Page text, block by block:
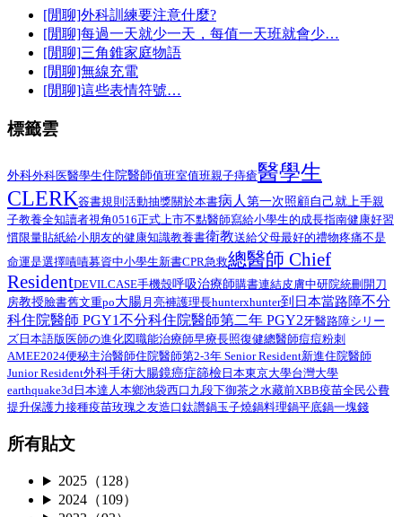
[閒聊]外科訓練要注意什麼?
[閒聊]每過一天就少一天，每值一天班就會少…
[閒聊]三角錐家庭物語
[閒聊]無線充電
[閒聊]這些表情符號…
標籤雲
外科外科医醫學生住院醫師值班室值班親子痔瘡醫學生
CLERK簽書規則 活動抽獎關於本書病人 第一次照顧自己就上手親
子教養全知讀者視角0516正式上市不點醫師寫給小學生的成長指南健康好習
慣限量貼紙給小朋友的健康知識教養書衛教送給父母最好的禮物疼痛不是
命運是選擇嘖嘖募資中小學生新書CPR急救總醫師 Chief
ResidentDEVILCASE手機殼呼吸治療師購書連結皮膚中研院統刪 開刀
房教授臉書舊文重po大腸 月亮褲護理長hunterxhunter到日本當路障不分
科住院醫師 PGY1不分科住院醫師第二年 PGY2牙醫路障シリー
ズ日本語版医師の進化図職能治療師早療長照復健總醫師痘痘粉刺
AMEE2024便秘主治醫師住院醫師第2-3年 Senior Resident新進住院醫師
Junior Resident外科手術大腸鏡癌症篩檢 日本東京大學台灣大學
earthquake3d 日本達人本鄉池袋西口 九段下御茶之水藏前XBB疫苗全民公費
提升保護力接種疫苗玫瑰之友造口鈦讚鍋玉子燒鍋料理鍋平底鍋一塊錢
所有貼文
2025（128）
2024（109）